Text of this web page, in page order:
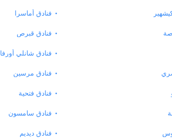
فنادق أماسرا
فنادق قبرص
فنادق شانلي أورفا
فنادق مرسين
فنادق فتحية
فنادق سامسون
فنادق ديديم